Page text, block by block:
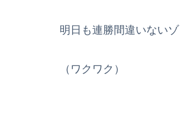
明日も連勝間違いないゾ
（ワクワク）